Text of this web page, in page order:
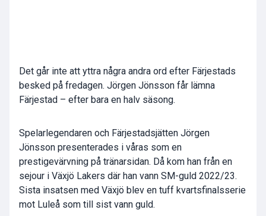
Det går inte att yttra några andra ord efter Färjestads
besked på fredagen. Jörgen Jönsson får lämna
Färjestad – efter bara en halv säsong.
Spelarlegendaren och Färjestadsjätten Jörgen
Jönsson presenterades i våras som en
prestigevärvning på tränarsidan. Då kom han från en
sejour i Växjö Lakers där han vann SM-guld 2022/23.
Sista insatsen med Växjö blev en tuff kvartsfinalsserie
mot Luleå som till sist vann guld.